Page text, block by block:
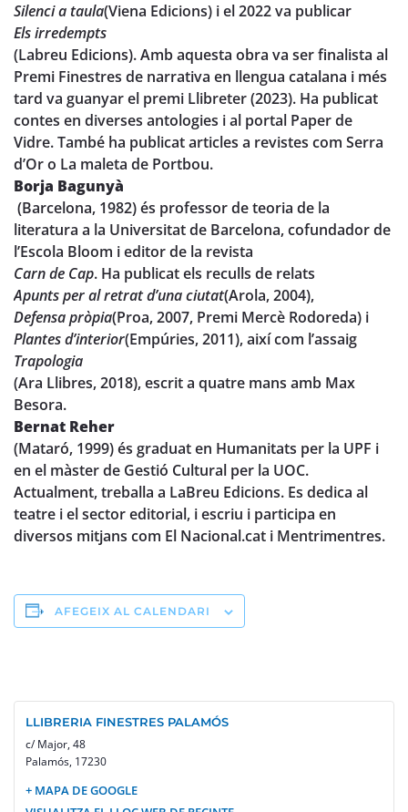
Silenci a taula(Viena Edicions) i el 2022 va publicar
Els irredempts
(Labreu Edicions). Amb aquesta obra va ser finalista al
Premi Finestres de narrativa en llengua catalana i més
tard va guanyar el premi Llibreter (2023). Ha publicat
contes en diverses antologies i al portal Paper de
Vidre. També ha publicat articles a revistes com Serra
d’Or o La maleta de Portbou.
Borja Bagunyà
(Barcelona, 1982) és professor de teoria de la
literatura a la Universitat de Barcelona, cofundador de
l’Escola Bloom i editor de la revista
Carn de Cap. Ha publicat els reculls de relats
Apunts per al retrat d’una ciutat(Arola, 2004),
Defensa pròpia(Proa, 2007, Premi Mercè Rodoreda) i
Plantes d’interior(Empúries, 2011), així com l’assaig
Trapologia
(Ara Llibres, 2018), escrit a quatre mans amb Max
Besora.
Bernat Reher
(Mataró, 1999) és graduat en Humanitats per la UPF i
en el màster de Gestió Cultural per la UOC.
Actualment, treballa a LaBreu Edicions. Es dedica al
teatre i el sector editorial, i escriu i participa en
diversos mitjans com El Nacional.cat i Mentrimentres.
AFEGEIX AL CALENDARI
LLIBRERIA FINESTRES PALAMÓS
c/ Major, 48
Palamós, 17230
+ MAPA DE GOOGLE